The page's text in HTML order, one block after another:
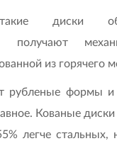
диски
из горячего
рубленые формы и
Кованые
легче стальных,